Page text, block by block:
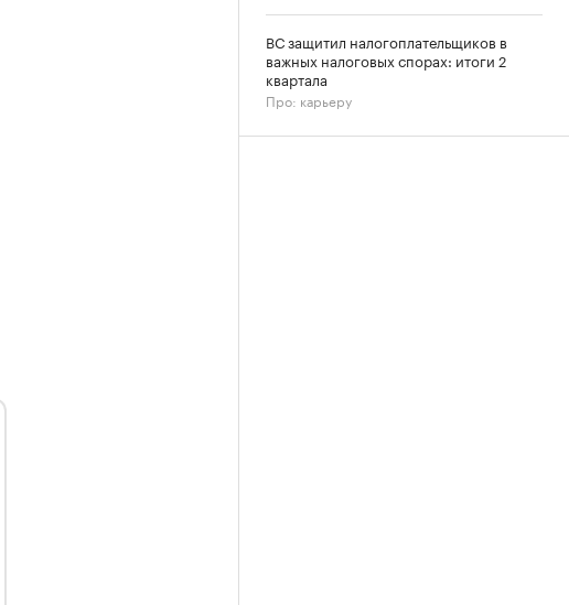
ВС защитил налогоплательщиков в
важных налоговых спорах: итоги 2
квартала
Про: карьеру